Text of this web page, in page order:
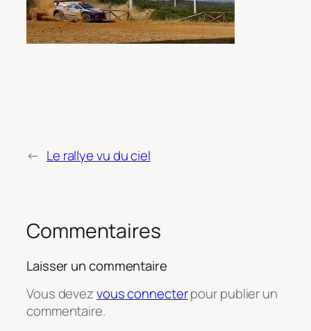
← Le rallye vu du ciel
Commentaires
Laisser un commentaire
Vous devezvous connecterpour publier un
commentaire.